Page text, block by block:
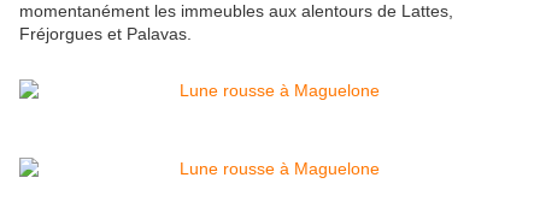
momentanément les immeubles aux alentours de Lattes,
Fréjorgues et Palavas.